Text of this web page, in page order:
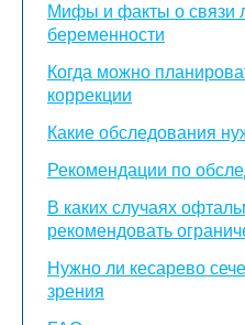
Мифы и факты о связи
беременности
Когда можно
коррекции
Какие обследования
Рекомендации по
В каких случаях
рекомендовать
Нужно ли кесарево
зрения